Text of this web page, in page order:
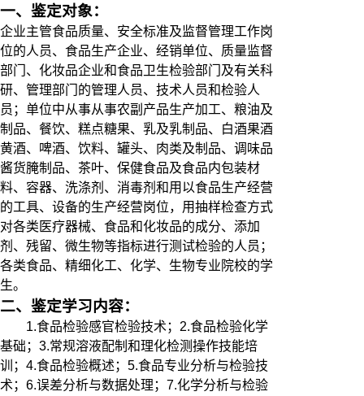
一、鉴定对象：
企业主管食品质量、安全标准及监督管理工作岗
位的人员、食品生产企业、经销单位、质量监督
部门、化妆品企业和食品卫生检验部门及有关科
研、管理部门的管理人员、技术人员和检验人
员；单位中从事从事农副产品生产加工、粮油及
制品、餐饮、糕点糖果、乳及乳制品、白酒果酒
黄酒、啤酒、饮料、罐头、肉类及制品、调味品
酱货腌制品、茶叶、保健食品及食品内包装材
料、容器、洗涤剂、消毒剂和用以食品生产经营
的工具、设备的生产经营岗位，用抽样检查方式
对各类医疗器械、食品和化妆品的成分、添加
剂、残留、微生物等指标进行测试检验的人员；
各类食品、精细化工、化学、生物专业院校的学
生。
二、鉴定学习内容：
1.食品检验感官检验技术；2.食品检验化学
基础；3.常规溶液配制和理化检测操作技能培
训；4.食品检验概述；5.食品专业分析与检验技
术；6.误差分析与数据处理；7.化学分析与检验